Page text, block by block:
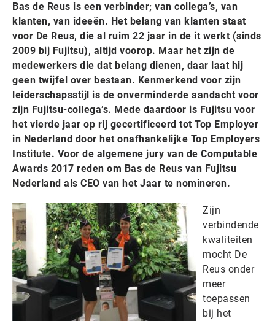
Bas de Reus is een verbinder; van collega’s, van
klanten, van ideeën. Het belang van klanten staat
voor De Reus, die al ruim 22 jaar in de it werkt (sinds
2009 bij Fujitsu), altijd voorop. Maar het zijn de
medewerkers die dat belang dienen, daar laat hij
geen twijfel over bestaan. Kenmerkend voor zijn
leiderschapsstijl is de onverminderde aandacht voor
zijn Fujitsu-collega’s. Mede daardoor is Fujitsu voor
het vierde jaar op rij gecertificeerd tot Top Employer
in Nederland door het onafhankelijke Top Employers
Institute. Voor de algemene jury van de Computable
Awards 2017 reden om Bas de Reus van Fujitsu
Nederland als CEO van het Jaar te nomineren.
Zijn
verbindende
kwaliteiten
mocht De
Reus onder
meer
toepassen
bij het